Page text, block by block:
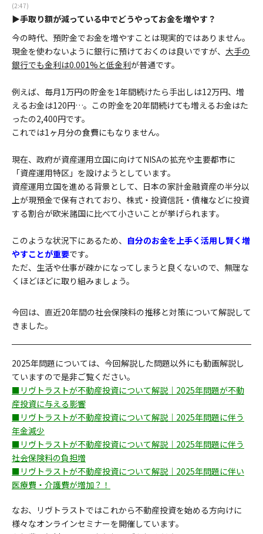
(2:47)
▶手取り額が減っている中でどうやってお金を増やす？
今の時代、預貯金でお金を増やすことは現実的ではありません。
現金を使わないように銀行に預けておくのは良いですが、 大手の
銀行でも金利は0.001%と低金利が普通です。
例えば、毎月1万円の貯金を1年間続けたら手出しは12万円、増
えるお金は120円…。この貯金を20年間続けても増えるお金はた
ったの2,400円です。
これでは1ヶ月分の食費にもなりません。
現在、政府が資産運用立国に向けてNISAの拡充や主要都市に
「資産運用特区」を設けようとしています。
資産運用立国を進める背景として、日本の家計金融資産の半分以
上が現預金で保有されており、株式・投資信託・債権などに投資
する割合が欧米諸国に比べて小さいことが挙げられます。
このような状況下にあるため、 自分のお金を上手く活用し賢く増
やすことが重要です。
ただ、生活や仕事が疎かになってしまうと良くないので、無理な
くほどほどに取り組みましょう。
今回は、直近20年間の社会保険料の推移と対策について解説して
きました。
2025年問題については、今回解説した問題以外にも動画解説し
ていますので是非ご覧ください。
■リヴトラストが不動産投資について解説｜2025年問題が不動
産投資に与える影響
■リヴトラストが不動産投資について解説｜2025年問題に伴う
年金減少
■リヴトラストが不動産投資について解説｜2025年問題に伴う
社会保険料の負担増
■リヴトラストが不動産投資について解説｜2025年問題に伴い
医療費・介護費が増加？！
なお、リヴトラストではこれから不動産投資を始める方向けに
様々なオンラインセミナーを開催しています。